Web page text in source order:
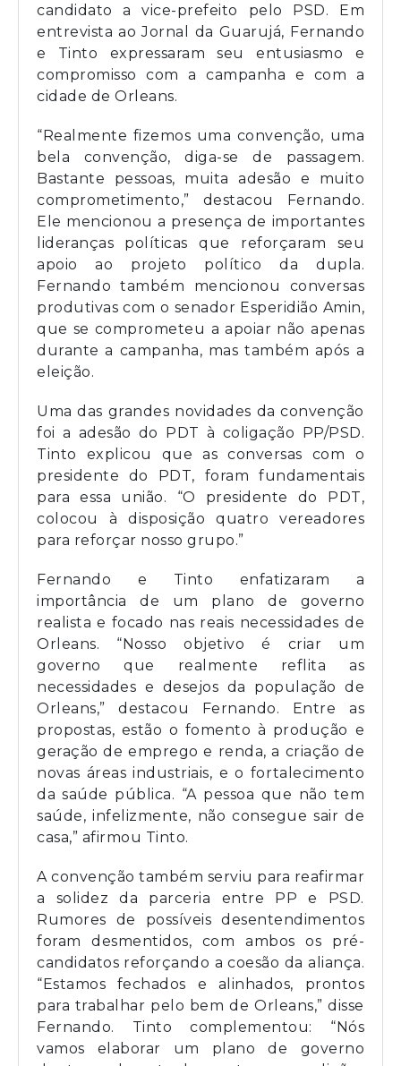
candidato a vice-prefeito pelo PSD. Em
entrevista ao Jornal da Guarujá, Fernando
e Tinto expressaram seu entusiasmo e
compromisso com a campanha e com a
cidade de Orleans.
“Realmente fizemos uma convenção, uma
bela convenção, diga-se de passagem.
Bastante pessoas, muita adesão e muito
comprometimento,” destacou Fernando.
Ele mencionou a presença de importantes
lideranças políticas que reforçaram seu
apoio ao projeto político da dupla.
Fernando também mencionou conversas
produtivas com o senador Esperidião Amin,
que se comprometeu a apoiar não apenas
durante a campanha, mas também após a
eleição.
Uma das grandes novidades da convenção
foi a adesão do PDT à coligação PP/PSD.
Tinto explicou que as conversas com o
presidente do PDT, foram fundamentais
para essa união. “O presidente do PDT,
colocou à disposição quatro vereadores
para reforçar nosso grupo.”
Fernando e Tinto enfatizaram a
importância de um plano de governo
realista e focado nas reais necessidades de
Orleans. “Nosso objetivo é criar um
governo que realmente reflita as
necessidades e desejos da população de
Orleans,” destacou Fernando. Entre as
propostas, estão o fomento à produção e
geração de emprego e renda, a criação de
novas áreas industriais, e o fortalecimento
da saúde pública. “A pessoa que não tem
saúde, infelizmente, não consegue sair de
casa,” afirmou Tinto.
A convenção também serviu para reafirmar
a solidez da parceria entre PP e PSD.
Rumores de possíveis desentendimentos
foram desmentidos, com ambos os pré-
candidatos reforçando a coesão da aliança.
“Estamos fechados e alinhados, prontos
para trabalhar pelo bem de Orleans,” disse
Fernando. Tinto complementou: “Nós
vamos elaborar um plano de governo